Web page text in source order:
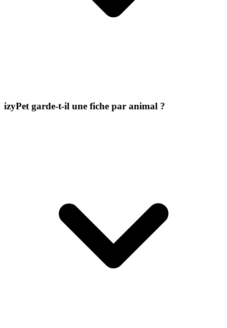
izyPet garde-t-il une fiche par animal ?